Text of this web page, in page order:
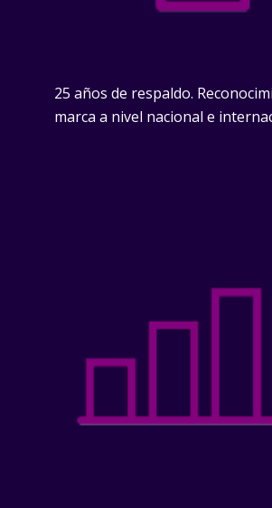
25 años de respaldo.
marca a nivel nacional e